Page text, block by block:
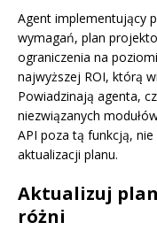
Agent implementujący
wymagań, plan
ograniczenia na
najwyższej ROI, którą
Powiadzinają agenta,
niezwiązanych
API poza tą funkcją,
aktualizacji planu.
Aktualizuj
różni